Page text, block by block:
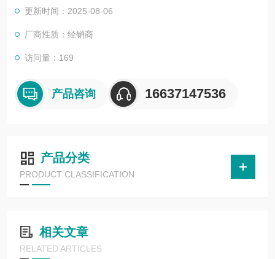
更新时间：2025-08-06
厂商性质：经销商
访问量：169
产品咨询 16637147536
产品分类
PRODUCT CLASSIFICATION
相关文章
RELATED ARTICLES